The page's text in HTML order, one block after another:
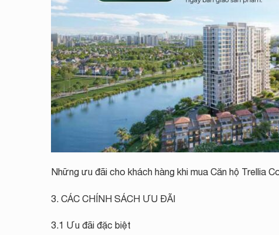
Những ưu đãi cho khách hàng khi mua Căn hộ Trellia
3. CÁC CHÍNH SÁCH ƯU ĐÃI
3.1 Ưu đãi đặc biệt